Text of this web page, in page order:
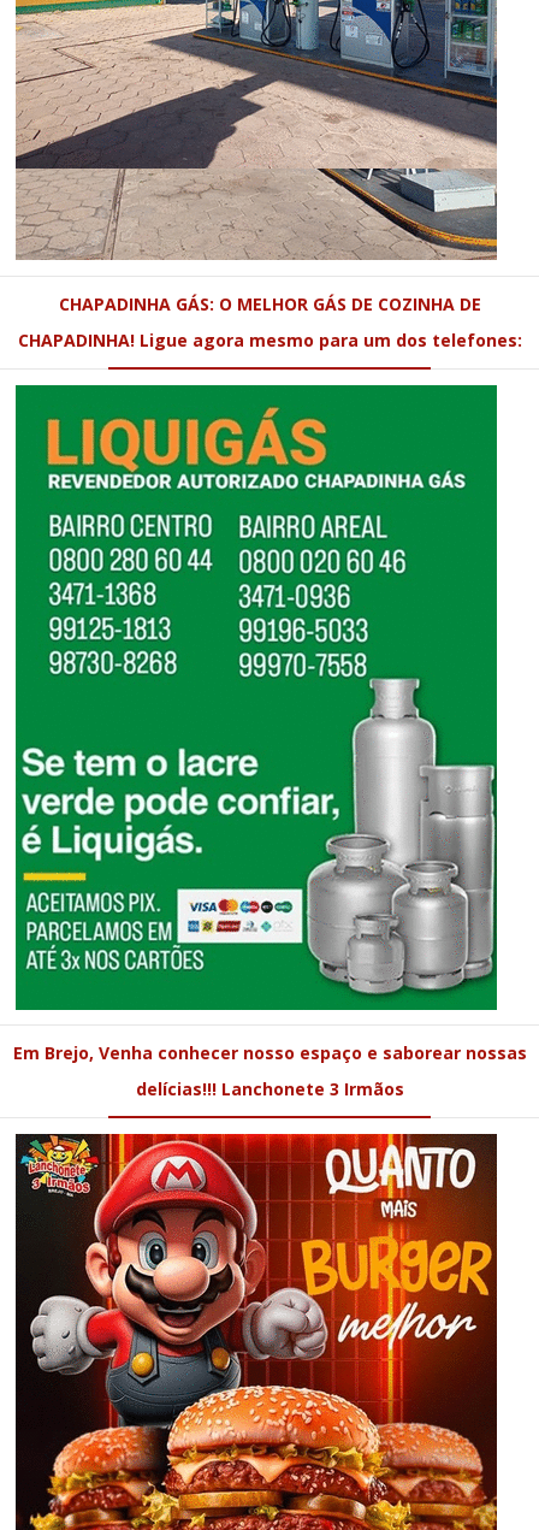
CHAPADINHA GÁS: O MELHOR GÁS DE COZINHA DE
CHAPADINHA! Ligue agora mesmo para um dos telefones:
Em Brejo, Venha conhecer nosso espaço e saborear nossas
delícias!!! Lanchonete 3 Irmãos